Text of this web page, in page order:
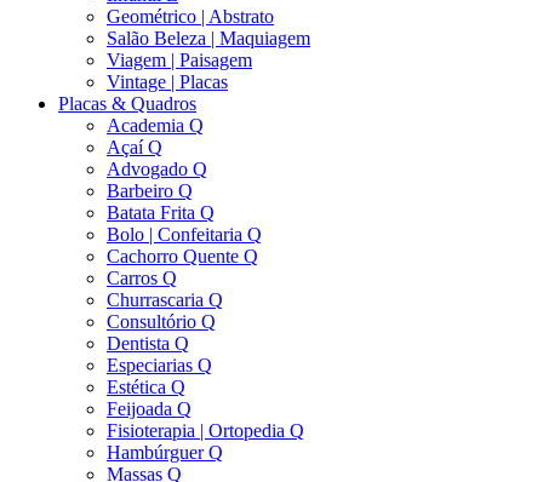
Geométrico | Abstrato
Salão Beleza | Maquiagem
Viagem | Paisagem
Vintage | Placas
Placas & Quadros
Academia Q
Açaí Q
Advogado Q
Barbeiro Q
Batata Frita Q
Bolo | Confeitaria Q
Cachorro Quente Q
Carros Q
Churrascaria Q
Consultório Q
Dentista Q
Especiarias Q
Estética Q
Feijoada Q
Fisioterapia | Ortopedia Q
Hambúrguer Q
Massas Q